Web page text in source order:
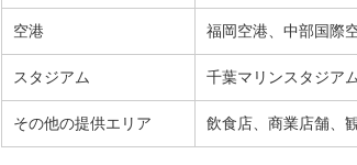
空港 福岡空港、中部国際
スタジアム 千葉マリンスタジア
その他の提供エリア 飲食店、商業店舗、